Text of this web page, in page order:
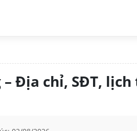
– Địa chỉ, SĐT,